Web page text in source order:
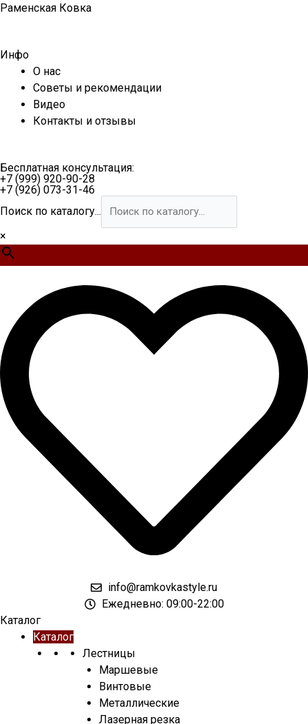
Перейти
Раменская Ковка
Инфо
О нас
Советы и рекомендации
Видео
Контакты и отзывы
Бесплатная консультация:
+7 (999) 920-90-28
+7 (926) 073-31-46
Поиск по каталогу...
×
info@ramkovkastyle.ru
Ежедневно: 09:00-22:00
Каталог
Каталог
Лестницы
Маршевые
Винтовые
Металлические
Лазерная резка